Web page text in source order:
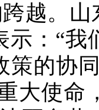
跨越。
示：“我
策的协
大使命